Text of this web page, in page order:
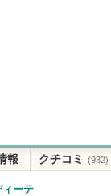
報 クチコミ (932)
ィーテ